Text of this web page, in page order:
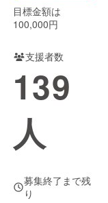
コミュニティ
目標金額は
100,000円
支援者数
139
人
募集終了まで残
り